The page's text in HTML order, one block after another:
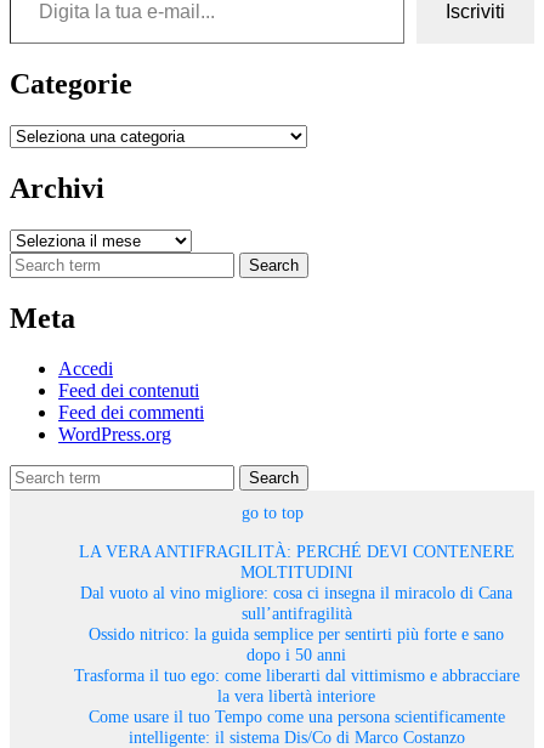
Iscriviti
Categorie
Categorie
Archivi
Archivi
Search
Meta
Accedi
Feed dei contenuti
Feed dei commenti
WordPress.org
Search
go to top
LA VERA ANTIFRAGILITÀ: PERCHÉ DEVI CONTENERE
MOLTITUDINI
Dal vuoto al vino migliore: cosa ci insegna il miracolo di Cana
sull’antifragilità
Ossido nitrico: la guida semplice per sentirti più forte e sano
dopo i 50 anni
Trasforma il tuo ego: come liberarti dal vittimismo e abbracciare
la vera libertà interiore
Come usare il tuo Tempo come una persona scientificamente
intelligente: il sistema Dis/Co di Marco Costanzo